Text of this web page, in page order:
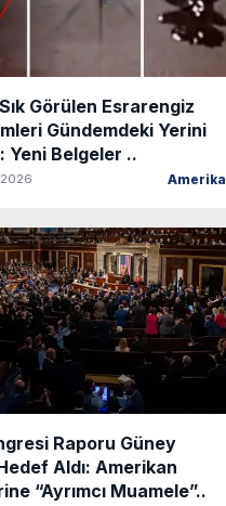
Görülen Esrarengiz
Gündemdeki Yerini
Yeni Belgeler ..
2026 Amerika
Raporu Güney
Aldı: Amerikan
“Ayrımcı Muamele”..